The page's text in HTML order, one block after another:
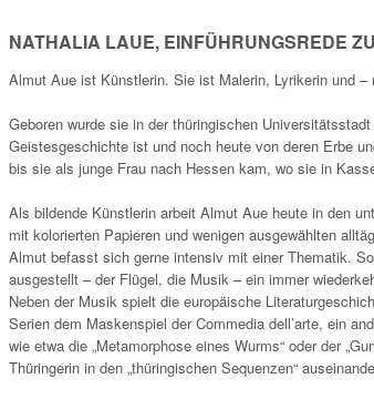
NATHALIA LAUE, EINFÜHRUNGSREDE
Almut Aue ist Künstlerin. Sie ist Malerin, Lyrikerin und
Geboren wurde sie in der thüringischen
Geistesgeschichte ist und noch heute von deren Erbe
bis sie als junge Frau nach Hessen kam, wo sie in
Als bildende Künstlerin arbeit Almut Aue heute in den
mit kolorierten Papieren und wenigen ausgewählten
Almut befasst sich gerne intensiv mit einer Thematik.
ausgestellt – der Flügel, die Musik – ein immer
Neben der Musik spielt die europäische
Serien dem Maskenspiel der Commedia dell’arte, ein
wie etwa die „Metamorphose eines Wurms“ oder der
Thüringerin in den „thüringischen Sequenzen“